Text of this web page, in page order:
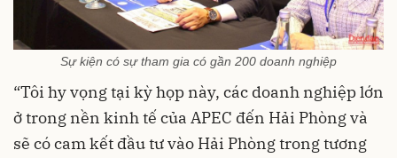
Sự kiện có sự tham gia có gần 200 doanh nghiệp
“Tôi hy vọng tại kỳ họp này, các doanh nghiệp lớn
ở trong nền kinh tế của APEC đến Hải Phòng và
sẽ có cam kết đầu tư vào Hải Phòng trong tương